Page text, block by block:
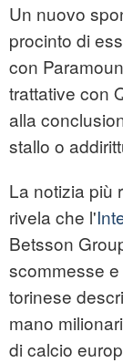
Un nuovo
procinto di
con
trattative con
alla
stallo o
La notizia più
rivela che l'
Betsson
scommesse
torinese
mano
di calcio